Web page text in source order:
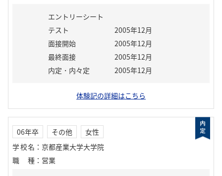
エントリーシート
テスト
2005年12月
面接開始
2005年12月
最終面接
2005年12月
内定・内々定
2005年12月
体験記の詳細はこちら
06年卒 その他
女性
学校名 ： 京都産業大学大学院
職種 ： 営業